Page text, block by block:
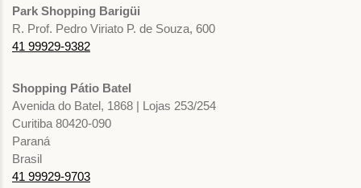
Park Shopping Barigüi
R. Prof. Pedro Viriato P. de Souza, 600
41 99929-9382
Shopping Pátio Batel
Avenida do Batel, 1868 | Lojas 253/254
Curitiba 80420-090
Paraná
Brasil
41 99929-9703